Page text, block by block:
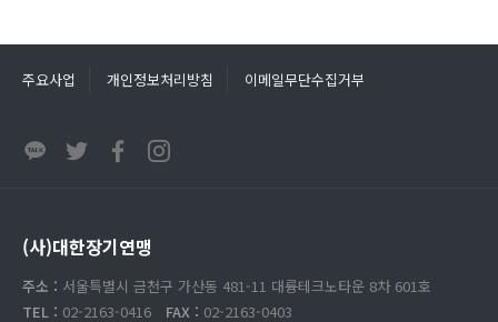
주요사업 개인정보처리방침 이메일무단수집거부
(사)대한장기연맹
주소 : 서울특별시 금천구 가산동 481-11 대륭테크노타운 8차 601호
TEL : 02-2163-0416 FAX : 02-2163-0403